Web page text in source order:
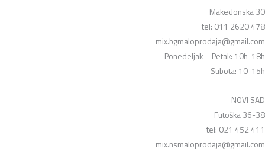
Makedonska 30
tel: 011 2620 478
mix.bgmaloprodaja@gmail.com
Ponedeljak – Petak: 10h-18h
Subota: 10-15h
NOVI SAD
Futoška 36-38
tel: 021 452 411
mix.nsmaloprodaja@gmail.com